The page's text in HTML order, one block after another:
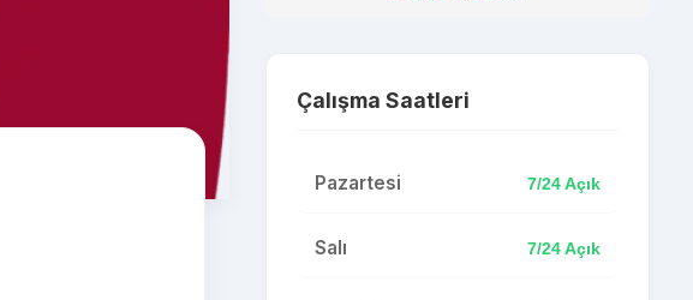
Çalışma Saatleri
Pazartesi 7/24 Açık
Salı 7/24 Açık